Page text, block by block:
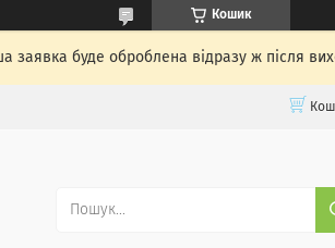
Кошик
заявка буде оброблена відразу ж після